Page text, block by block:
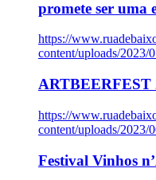
promete ser uma
https://
content/uploads/2023/
ARTBEERFEST
https://
content/uploads/2023/
Festival Vinhos